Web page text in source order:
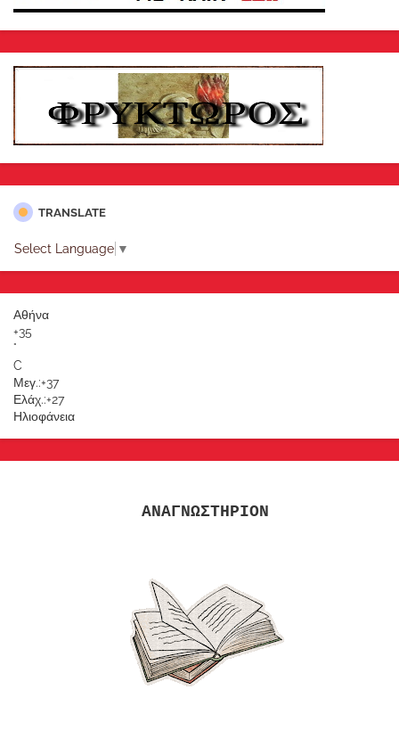
TRANSLATE
Select Language ▼
Αθήνα
+35
°
C
Μεγ.:+37
Ελάχ.:+27
Ηλιοφάνεια
ΑΝΑΓΝΩΣΤΗΡΙΟΝ